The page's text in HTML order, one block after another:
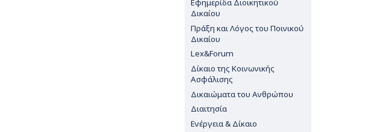
Εφημερίδα Διοικητικού
Δικαίου
Πράξη και Λόγος του Ποινικού
Δικαίου
Lex&Forum
Δίκαιο της Κοινωνικής
Ασφάλισης
Δικαιώματα του Ανθρώπου
Διαιτησία
Ενέργεια & Δίκαιο